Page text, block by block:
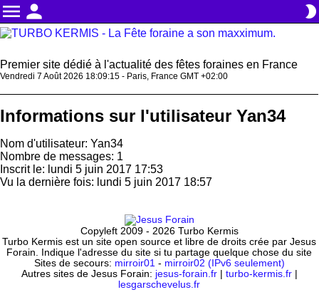
menu person brightness_2
Premier site dédié à l'actualité des fêtes foraines en France
Vendredi 7 Août 2026 18:09:15 - Paris, France GMT +02:00
Informations sur l'utilisateur Yan34
Nom d'utilisateur: Yan34
Nombre de messages: 1
Inscrit le: lundi 5 juin 2017 17:53
Vu la dernière fois: lundi 5 juin 2017 18:57
Copyleft 2009 - 2026 Turbo Kermis
Turbo Kermis est un site open source et libre de droits crée par Jesus
Forain. Indique l'adresse du site si tu partage quelque chose du site
Sites de secours: mirroir01 - mirroir02 (IPv6 seulement)
Autres sites de Jesus Forain: jesus-forain.fr| turbo-kermis.fr|
lesgarschevelus.fr